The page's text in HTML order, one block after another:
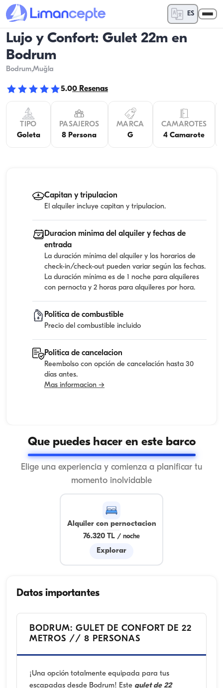
ES
Lujo y Confort: Gulet 22m en
Bodrum
Bodrum,Muğla
5.00 Resenas
TIPO
Goleta
PASAJEROS
8 Persona
MARCA
G
CAMAROTES
4 Camarote
Capitan y tripulacion
El alquiler incluye capitan y tripulacion.
Duracion minima del alquiler y fechas de
entrada
La duración mínima del alquiler y los horarios de
check-in/check-out pueden variar según las fechas.
La duración mínima es de 1 noche para alquileres
con pernocta y 2 horas para alquileres por hora.
Politica de combustible
Precio del combustible incluido
Politica de cancelacion
Reembolso con opción de cancelación hasta 30
días antes.
Mas informacion →
Que puedes hacer en este barco
Elige una experiencia y comienza a planificar tu
momento inolvidable
Alquiler con pernoctacion
76.320 TL / noche
Explorar
Datos importantes
BODRUM: GULET DE CONFORT DE 22
METROS // 8 PERSONAS
¡Una opción totalmente equipada para tus
escapadas desde Bodrum! Este gulet de 22